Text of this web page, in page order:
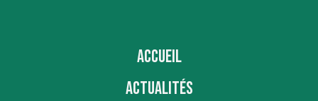
ACCUEIL
ACTUALITÉS